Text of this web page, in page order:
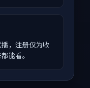
，注册仅为收
能看。